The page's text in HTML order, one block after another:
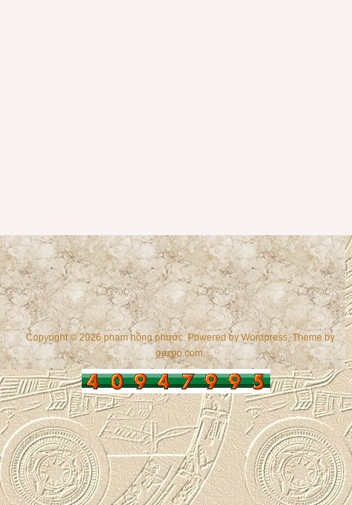
Copyright © 2026 phạm hồng phước. Powered byWordpress , Theme by
gazpo.com.